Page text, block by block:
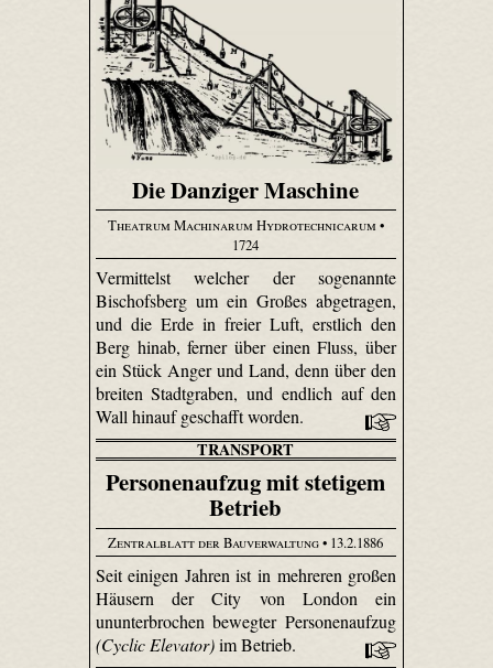
Die Danziger Maschine
Theatrum Machinarum Hydrotechnicarum•
1724
Vermittelst welcher der sogenannte
Bischofsberg um ein Großes abgetragen,
und die Erde in freier Luft, erstlich den
Berg hinab, ferner über einen Fluss, über
ein Stück Anger und Land, denn über den
breiten Stadtgraben, und endlich auf den
Wall hinauf geschafft worden.
TRANSPORT
Personenaufzug mit stetigem
Betrieb
Zentralblatt der Bauverwaltung• 13.2.1886
Seit einigen Jahren ist in mehreren großen
Häusern der City von London ein
ununterbrochen bewegter Personenaufzug
(Cyclic Elevator)im Betrieb.